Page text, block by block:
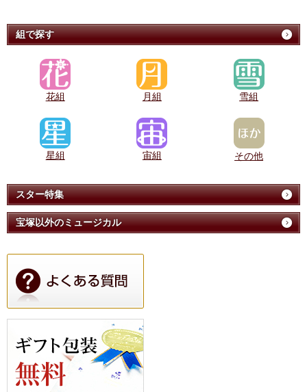
組で探す
花組 月組 雪組
星組 宙組 その他
スター特集
宝塚以外のミュージカル